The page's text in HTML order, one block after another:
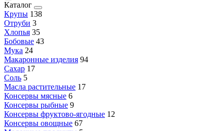
Каталог
Крупы 138
Отруби 3
Хлопья 35
Бобовые 43
Мука 24
Макаронные изделия 94
Сахар 17
Соль 5
Масла растительные 17
Консервы мясные 6
Консервы рыбные 9
Консервы фруктово-ягодные 12
Консервы овощные 67